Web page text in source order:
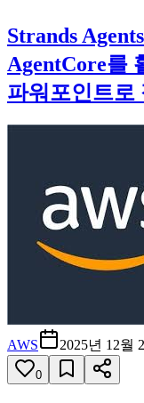
Strands
AgentCore를
파워포인트로
AWS 2025년 12월
0